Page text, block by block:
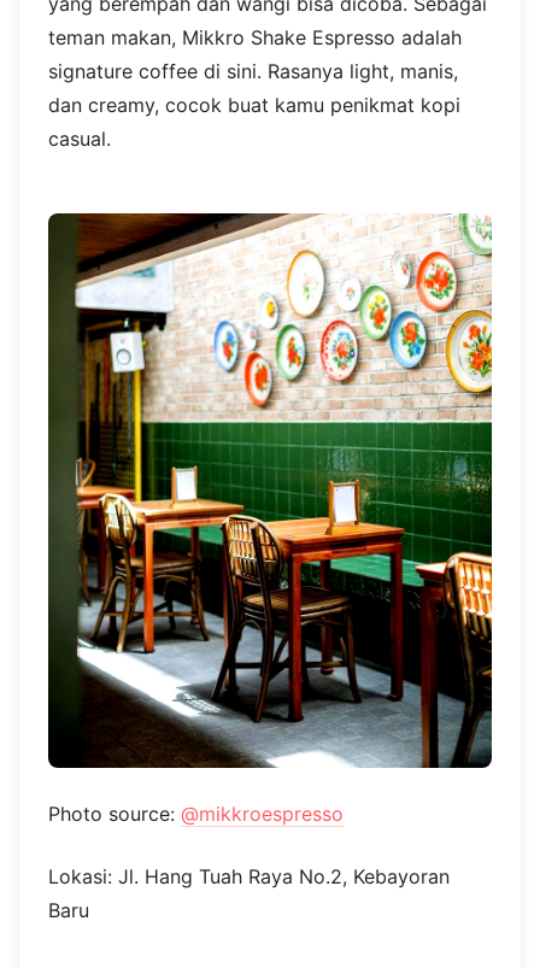
teman makan, Mikkro Shake Espresso adalah
signature coffee di sini. Rasanya light, manis,
dan creamy, cocok buat kamu penikmat kopi
casual.
Photo source: @mikkroespresso
Lokasi: Jl. Hang Tuah Raya No.2, Kebayoran
Baru